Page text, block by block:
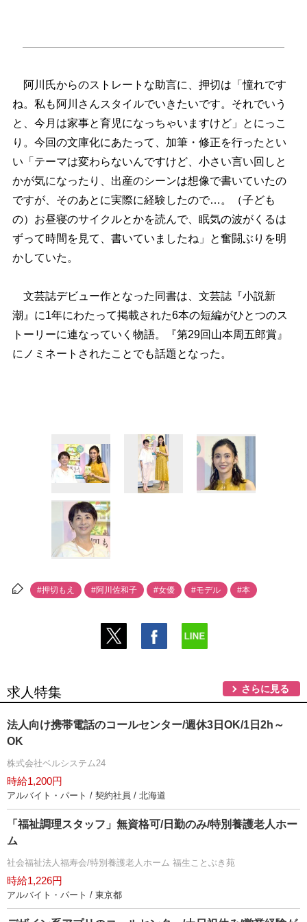
阿川氏からのストレートな助言に、押切は「憧れです
ね。私も阿川さんスタイルでいきたいです。それでいう
と、今月は家事と育児になっちゃいますけど」とにっこ
り。今回の文庫化にあたって、加筆・修正を行ったとい
い「テーマは変わらないんですけど、小さい言い回しと
かが気になったり、出産のシーンは想像で書いていたの
ですが、そのあとに実際に経験したので…。（子ども
の）お昼寝のサイクルとかを読んで、眠気の波がくるは
ずって時間を見て、書いていましたね」と奮闘ぶりを明
かしていた。
文芸誌デビュー作となった同書は、文芸誌『小説新
潮』に1年にわたって掲載された6本の短編がひとつのス
トーリーに連なっていく物語。『第29回山本周五郎賞』
にノミネートされたことでも話題となった。
#押切もえ #阿川佐和子 #女優 #モデル #本
求人特集 さらに見る
法人向け携帯電話のコールセンター/週休3日OK/1日2h～
OK
株式会社ベルシステム24
時給1,200円
アルバイト・パート / 契約社員 / 北海道
「福祉調理スタッフ」無資格可/日勤のみ/特別養護老人ホー
ム
社会福祉法人福寿会/特別養護老人ホーム 福生ことぶき苑
時給1,226円
アルバイト・パート / 東京都